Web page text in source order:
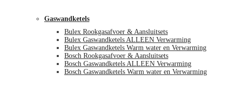
Gaswandketels
Bulex Rookgasafvoer & Aansluitsets
Bulex Gaswandketels ALLEEN Verwarming
Bulex Gaswandketels Warm water en Verwarming
Bosch Rookgasafvoer & Aansluitsets
Bosch Gaswandketels ALLEEN Verwarming
Bosch Gaswandketels Warm water en Verwarming